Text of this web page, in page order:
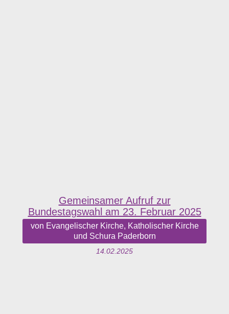
Gemeinsamer Aufruf zur
Bundestagswahl am 23. Februar 2025
von Evangelischer Kirche, Katholischer Kirche
und Schura Paderborn
14.02.2025